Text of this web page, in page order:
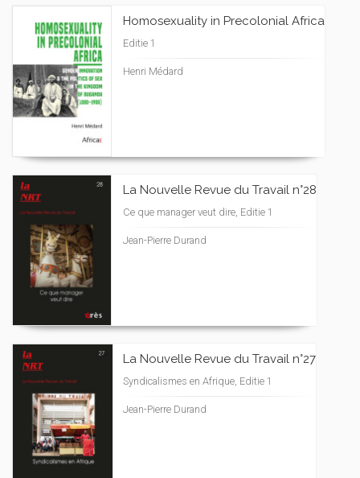
Homosexuality in Precolonial Africa
Editie 1
Henri Médard
La Nouvelle Revue du Travail n°28
Ce que manager veut dire, Editie 1
Jean-Pierre Durand
La Nouvelle Revue du Travail n°27
Syndicalismes en Afrique, Editie 1
Jean-Pierre Durand